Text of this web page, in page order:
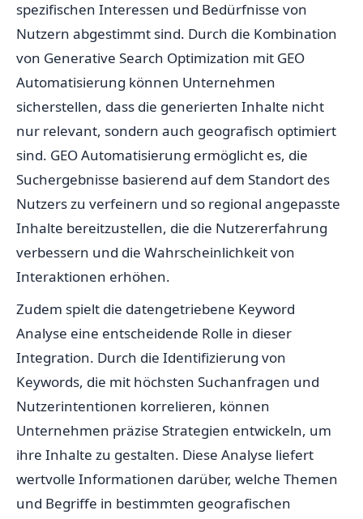
spezifischen Interessen und Bedürfnisse von
Nutzern abgestimmt sind. Durch die Kombination
von Generative Search Optimization mit GEO
Automatisierung können Unternehmen
sicherstellen, dass die generierten Inhalte nicht
nur relevant, sondern auch geografisch optimiert
sind. GEO Automatisierung ermöglicht es, die
Suchergebnisse basierend auf dem Standort des
Nutzers zu verfeinern und so regional angepasste
Inhalte bereitzustellen, die die Nutzererfahrung
verbessern und die Wahrscheinlichkeit von
Interaktionen erhöhen.
Zudem spielt die datengetriebene Keyword
Analyse eine entscheidende Rolle in dieser
Integration. Durch die Identifizierung von
Keywords, die mit höchsten Suchanfragen und
Nutzerintentionen korrelieren, können
Unternehmen präzise Strategien entwickeln, um
ihre Inhalte zu gestalten. Diese Analyse liefert
wertvolle Informationen darüber, welche Themen
und Begriffe in bestimmten geografischen